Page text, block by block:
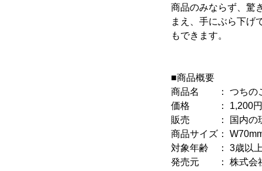
商品のみならず、驚
まえ、手にぶら下げ
もできます。
■商品概要
商品名 ： つちのこ
価格 ： 1,200円(
販売 ： 国内の玩
商品サイズ：
対象年齢 ： 3歳以上
発売元 ： 株式会